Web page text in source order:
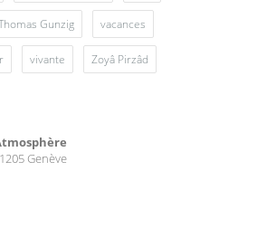
Gunzig vacances
vivante Zoyâ Pirzâd
Genève